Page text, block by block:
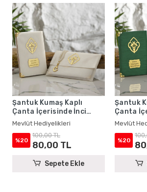
Şantuk Kumaş Kaplı
Çanta İçerisinde İnci
Tesbihli Krem Renkli
Şantuk Yasin Kitabı Seti -
Mevlüt Hediyelikleri
Mevlüt Hediyelikleri
%20
100,00 TL
80,00 TL
Sepete Ekle
Şantuk
Çanta
Tesbihli
Şantuk
Mevlüt
Mevlüt
%20